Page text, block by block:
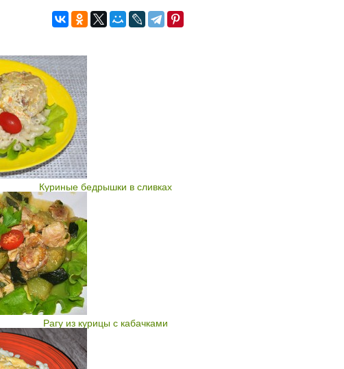
Куриные бедрышки в сливках
Рагу из курицы с кабачками